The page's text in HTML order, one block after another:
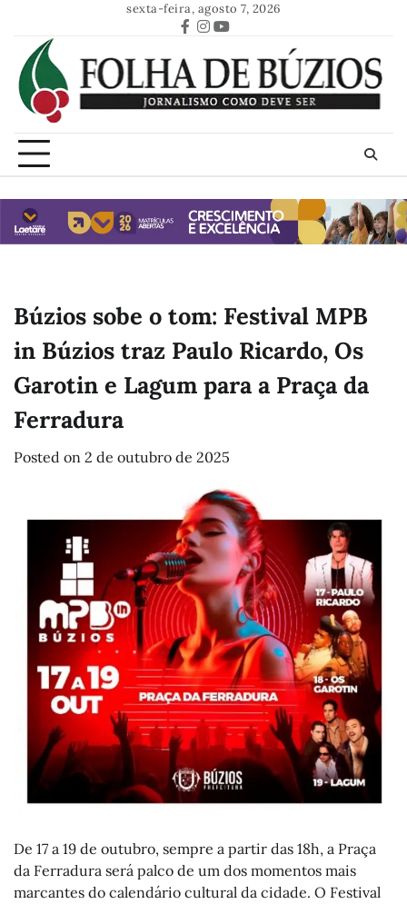
content
sexta-feira, agosto 7, 2026
Facebook
Instagram
Youtube
Búzios sobe o tom: Festival MPB
in Búzios traz Paulo Ricardo, Os
Garotin e Lagum para a Praça da
Ferradura
Posted on 2 de outubro de 2025
De 17 a 19 de outubro, sempre a partir das 18h, a Praça
da Ferradura será palco de um dos momentos mais
marcantes do calendário cultural da cidade. O Festival